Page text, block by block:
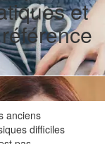
et
anciens
difficiles